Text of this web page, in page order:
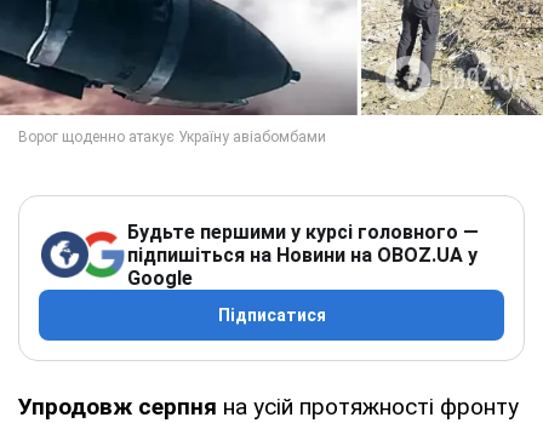
Будьте першими у курсі головного —
підпишіться на Новини на OBOZ.UA у
Google
Підписатися
Упродовж серпня на усій протяжності фронту